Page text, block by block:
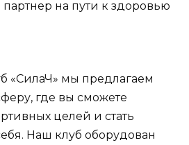
на пути к здоровью
«СилаЧ» мы предлагаем
где вы сможете
целей и стать
Наш клуб оборудован